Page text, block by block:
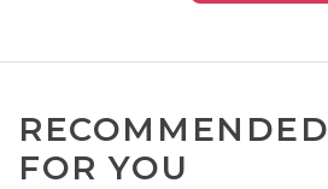
RECOMMENDED
FOR YOU